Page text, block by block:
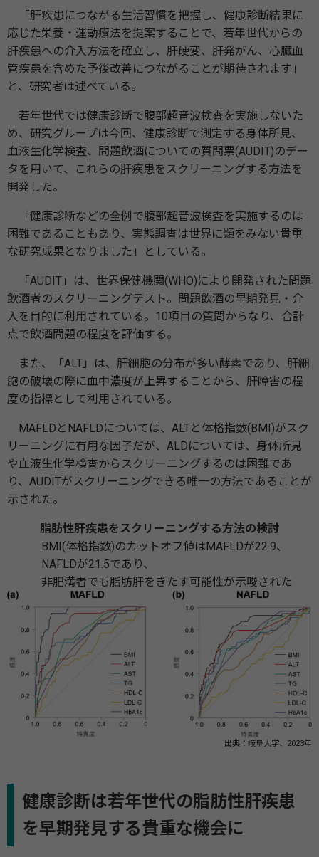
「肝疾患につながる生活習慣を把握し、健康診断結果に
応じた栄養・運動療法を提案することで、若年世代からの
肝疾患への介入方法を確立し、肝硬変、肝発がん、心臓血
管疾患を含めた予後改善につながることが期待されます」
と、研究者は述べている。
若年世代では健康診断で腹部超音波検査を実施しないた
め、研究グループは今回、健康診断で測定する身体所見、
血液生化学検査、問題飲酒についての質問票(AUDIT)のデー
タを用いて、これらの肝疾患をスクリーニングする方法を
開発した。
「健康診断などの全例で腹部超音波検査を実施するのは
困難であることもあり、実態調査は世界に類をみない貴重
な研究成果となりました」としている。
「AUDIT」は、世界保健機関(WHO)により開発された問題
飲酒者のスクリーニングテスト。問題飲酒の早期発見・介
入を目的に利用されている。10項目の質問からなり、合計
点で飲酒問題の程度を評価する。
また、「ALT」は、肝細胞の分布が多い酵素であり、肝細
胞の破壊の際に血中濃度が上昇することから、肝障害の程
度の指標として利用されている。
MAFLDとNAFLDについては、ALTと体格指数(BMI)がスク
リーニングに有用な因子だが、ALDについては、身体所見
や血液生化学検査からスクリーニングするのは困難であ
り、AUDITがスクリーニングできる唯一の方法であることが
示された。
脂肪性肝疾患をスクリーニングする方法の検討
BMI(体格指数)のカットオフ値はMAFLDが22.9、
NAFLDが21.5であり、
非肥満者でも脂肪肝をきたす可能性が示唆された
出典：岐阜大学、2023年
健康診断は若年世代の脂肪性肝疾患
を早期発見する貴重な機会に